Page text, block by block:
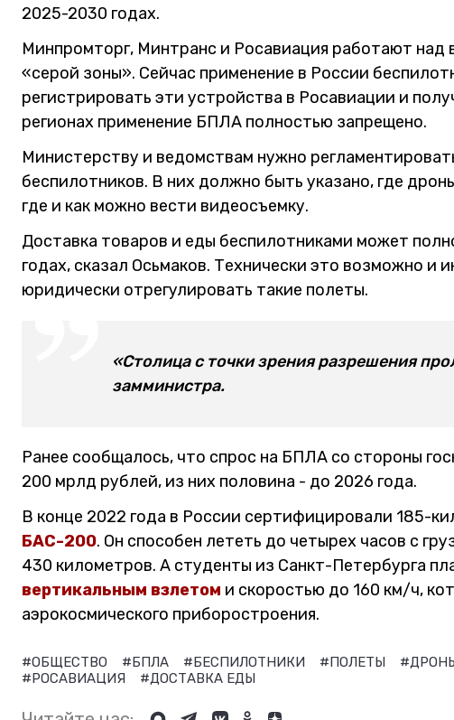
2025-2030 годах.
Минпромторг, Минтранс и Росавиация работают над
«серой зоны». Сейчас применение в России
регистрировать эти устройства в Росавиации и
регионах применение БПЛА полностью запрещено.
Министерству и ведомствам нужно
беспилотников. В них должно быть указано, где
где и как можно вести видеосъемку.
Доставка товаров и еды беспилотниками может
годах, сказал Осьмаков. Технически это возможно и
юридически отрегулировать такие полеты.
«Столица с точки зрения разрешения
замминистра.
Ранее сообщалось, что спрос на БПЛА со стороны
200 мрлд рублей, из них половина - до 2026 года.
В конце 2022 года в России сертифицировали 185-
БАС-200. Он способен лететь до четырех часов с
430 километров. А студенты из Санкт-Петербурга
вертикальным взлетом и скоростью до 160 км/ч,
аэрокосмического приборостроения.
#ОБЩЕСТВО #БПЛА #БЕСПИЛОТНИКИ #ПОЛЕТЫ
#РОСАВИАЦИЯ
#ДОСТАВКА ЕДЫ